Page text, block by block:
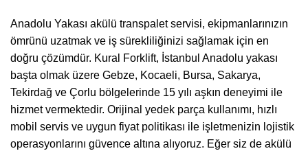
Anadolu Yakası akülü transpalet servisi, ekipmanlarınızın
ömrünü uzatmak ve iş sürekliliğinizi sağlamak için en
doğru çözümdür. Kural Forklift, İstanbul Anadolu yakası
başta olmak üzere Gebze, Kocaeli, Bursa, Sakarya,
Tekirdağ ve Çorlu bölgelerinde 15 yılı aşkın deneyimi ile
hizmet vermektedir. Orijinal yedek parça kullanımı, hızlı
mobil servis ve uygun fiyat politikası ile işletmenizin lojistik
operasyonlarını güvence altına alıyoruz. Eğer siz de akülü